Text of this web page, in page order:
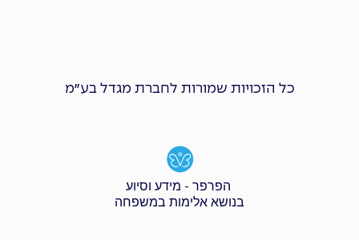
כל הזכויות שמורות לחברת מגדל בע״מ
הפרפר - מידע וסיוע
בנושא אלימות במשפחה